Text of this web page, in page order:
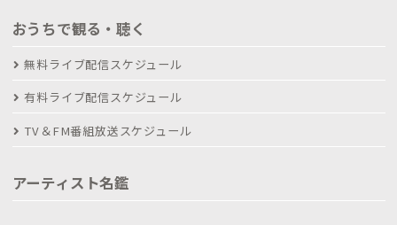
おうちで観る・聴く
無料ライブ配信スケジュール
有料ライブ配信スケジュール
TV＆FM番組放送スケジュール
アーティスト名鑑